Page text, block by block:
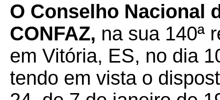
O Conselho Nacional
CONFAZ, na sua 140ª
em Vitória, ES, no dia
tendo em vista o